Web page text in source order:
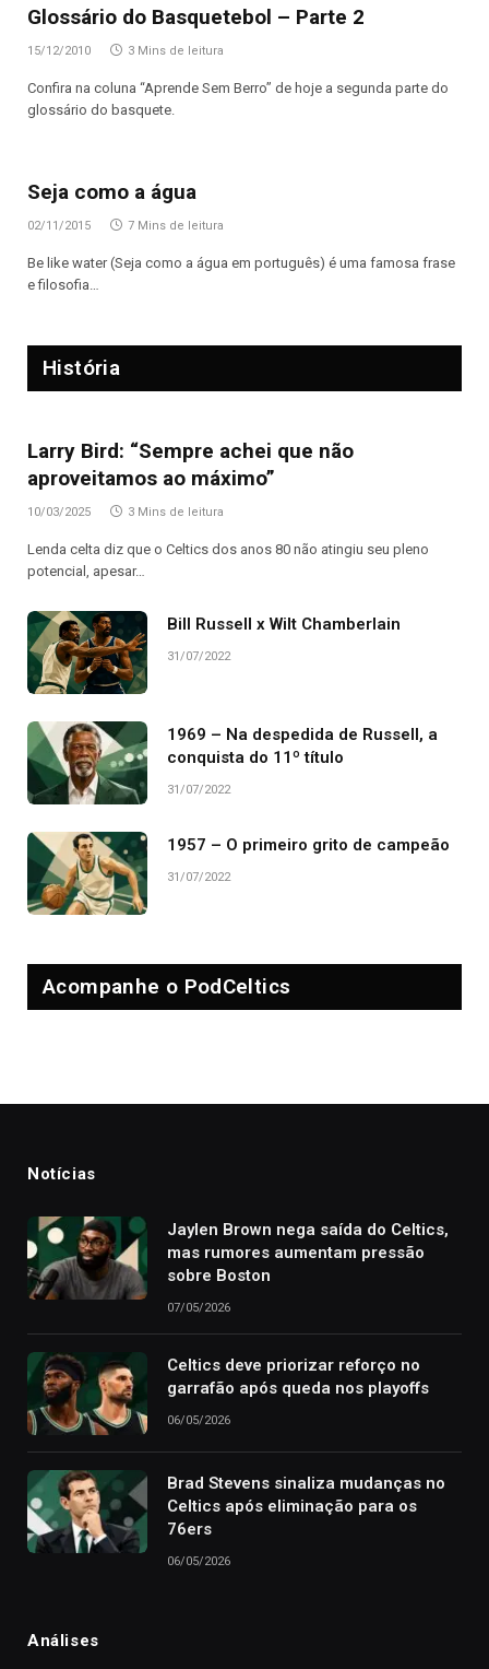
Glossário do Basquetebol – Parte 2
15/12/2010 3 Mins de leitura
Confira na coluna “Aprende Sem Berro” de hoje a segunda parte do
glossário do basquete.
Seja como a água
02/11/2015 7 Mins de leitura
Be like water (Seja como a água em português) é uma famosa frase
e filosofia…
História
Larry Bird: “Sempre achei que não
aproveitamos ao máximo”
10/03/2025 3 Mins de leitura
Lenda celta diz que o Celtics dos anos 80 não atingiu seu pleno
potencial, apesar…
Bill Russell x Wilt Chamberlain
31/07/2022
1969 – Na despedida de Russell, a
conquista do 11º título
31/07/2022
1957 – O primeiro grito de campeão
31/07/2022
Acompanhe o PodCeltics
Notícias
Jaylen Brown nega saída do Celtics,
mas rumores aumentam pressão
sobre Boston
07/05/2026
Celtics deve priorizar reforço no
garrafão após queda nos playoffs
06/05/2026
Brad Stevens sinaliza mudanças no
Celtics após eliminação para os
76ers
06/05/2026
Análises